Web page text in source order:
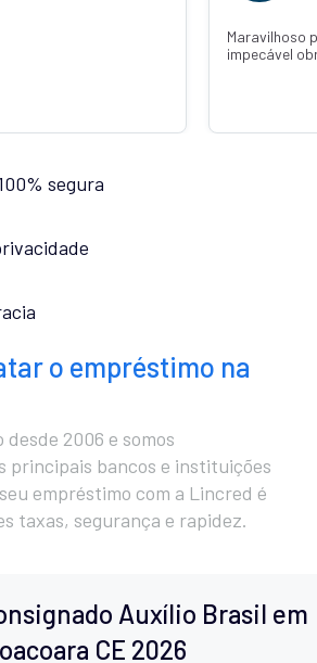
Maravilhoso
impecável
segura
o empréstimo na
2006 e somos
principais bancos e instituições
empréstimo com a Lincred é
taxas, segurança e rapidez.
Auxílio Brasil em
CE 2026